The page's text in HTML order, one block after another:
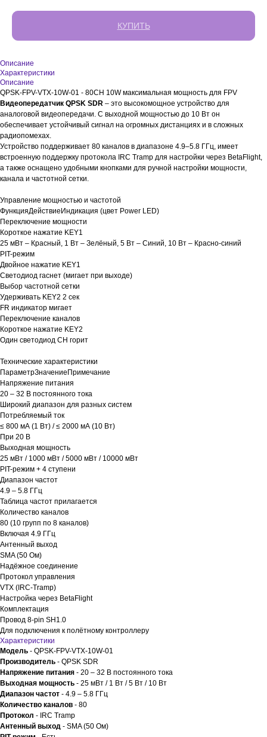
КУПИТЬ
Описание
Характеристики
Описание
QPSK-FPV-VTX-10W-01 - 80CH 10W максимальная мощность для FPV
Видеопередатчик QPSK SDR – это высокомощное устройство для
аналоговой видеопередачи. С выходной мощностью до 10 Вт он
обеспечивает устойчивый сигнал на огромных дистанциях и в сложных
радиопомехах.
Устройство поддерживает 80 каналов в диапазоне 4.9–5.8 ГГц, имеет
встроенную поддержку протокола IRC Tramp для настройки через BetaFlight,
а также оснащено удобными кнопками для ручной настройки мощности,
канала и частотной сетки.
Управление мощностью и частотой
ФункцияДействиеИндикация (цвет Power LED)
Переключение мощности
Короткое нажатие KEY1
25 мВт – Красный, 1 Вт – Зелёный, 5 Вт – Синий, 10 Вт – Красно-синий
PIT-режим
Двойное нажатие KEY1
Светодиод гаснет (мигает при выходе)
Выбор частотной сетки
Удерживать KEY2 2 сек
FR индикатор мигает
Переключение каналов
Короткое нажатие KEY2
Один светодиод CH горит
Технические характеристики
ПараметрЗначениеПримечание
Напряжение питания
20 – 32 В постоянного тока
Широкий диапазон для разных систем
Потребляемый ток
≤ 800 мА (1 Вт) / ≤ 2000 мА (10 Вт)
При 20 В
Выходная мощность
25 мВт / 1000 мВт / 5000 мВт / 10000 мВт
PIT-режим + 4 ступени
Диапазон частот
4.9 – 5.8 ГГц
Таблица частот прилагается
Количество каналов
80 (10 групп по 8 каналов)
Включая 4.9 ГГц
Антенный выход
SMA (50 Ом)
Надёжное соединение
Протокол управления
VTX (IRC-Tramp)
Настройка через BetaFlight
Комплектация
Провод 8-pin SH1.0
Для подключения к полётному контроллеру
Характеристики
Модель - QPSK-FPV-VTX-10W-01
Производитель - QPSK SDR
Напряжение питания - 20 – 32 В постоянного тока
Выходная мощность - 25 мВт / 1 Вт / 5 Вт / 10 Вт
Диапазон частот - 4.9 – 5.8 ГГц
Количество каналов - 80
Протокол - IRC Tramp
Антенный выход - SMA (50 Ом)